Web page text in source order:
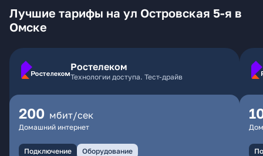
Лучшие тарифы на ул Островская 5-я в
Омске
Ростелеком
Технологии доступа. Тест-драйв
200 мбит/сек
Домашний интернет
Подключение Оборудование